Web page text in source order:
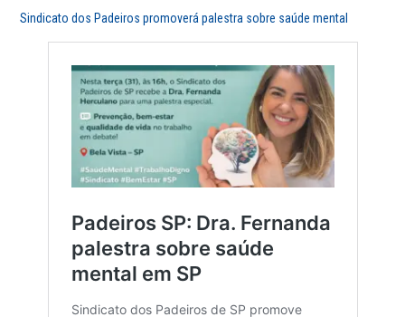
Sindicato dos Padeiros promoverá palestra sobre saúde mental